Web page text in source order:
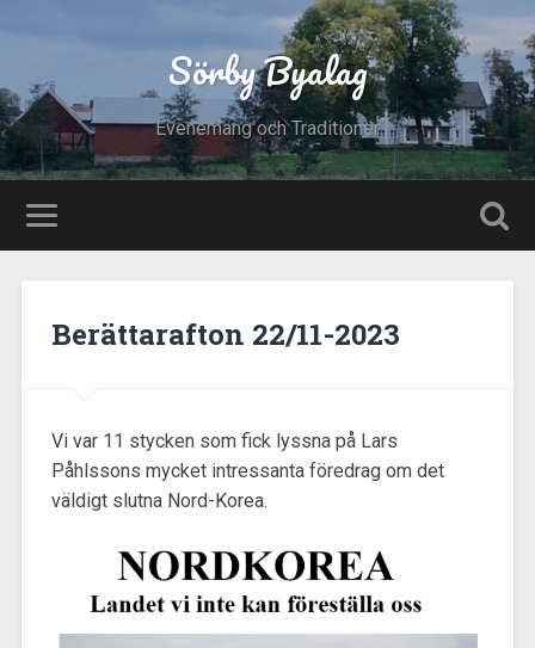
Sörby Byalag
Evenemang och Traditioner
Berättarafton 22/11-2023
Vi var 11 stycken som fick lyssna på Lars
Påhlssons mycket intressanta föredrag om det
väldigt slutna Nord-Korea.